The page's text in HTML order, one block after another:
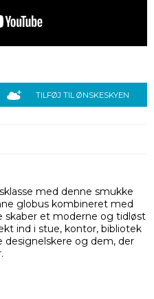
TILFØJ TIL ØNSKESKYEN
med denne smukke
globus kombineret med
skaber et moderne og tidløst
ind i stue, kontor, bibliotek
designelskere og dem, der